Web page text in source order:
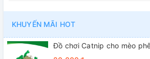
KHUYẾN MÃI HOT
Đồ chơi Catnip cho mèo